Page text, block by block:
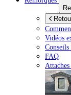
Vidéos
Conseils
FAQ
Attaches